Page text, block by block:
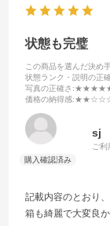
状態も完璧
この商品を選んだ決め
状態ランク・説明の正
写真の正確さ :★★★★★
価格の納得感:★★☆☆☆
sj
ご
記載内容のとおり
箱も綺麗で大変良か